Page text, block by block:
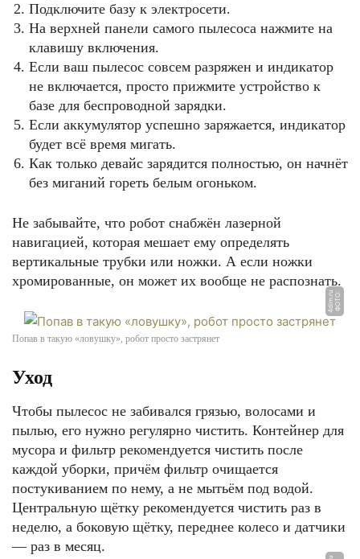
Подключите базу к электросети.
На верхней панели самого пылесоса нажмите на
клавишу включения.
Если ваш пылесос совсем разряжен и индикатор
не включается, просто прижмите устройство к
базе для беспроводной зарядки.
Если аккумулятор успешно заряжается, индикатор
будет всё время мигать.
Как только девайс зарядится полностью, он начнёт
без миганий гореть белым огоньком.
Не забывайте, что робот снабжён лазерной
навигацией, которая мешает ему определять
вертикальные трубки или ножки. А если ножки
хромированные, он может их вообще не распознать.
Ф
О
Т
О:
4
di
m.
r
u
Попав в такую «ловушку», робот просто застрянет
Уход
Чтобы пылесос не забивался грязью, волосами и
пылью, его нужно регулярно чистить. Контейнер для
мусора и фильтр рекомендуется чистить после
каждой уборки, причём фильтр очищается
постукиванием по нему, а не мытьём под водой.
Центральную щётку рекомендуется чистить раз в
неделю, а боковую щётку, переднее колесо и датчики
— раз в месяц.